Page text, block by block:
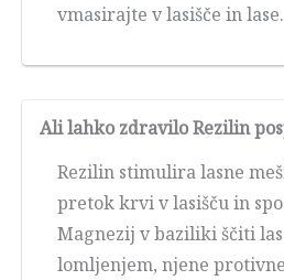
vmasirajte v lasišče in lase.
Ali lahko zdravilo Rezilin
Rezilin stimulira lasne
pretok krvi v lasišču in
Magnezij v baziliki ščiti
lomljenjem, njene